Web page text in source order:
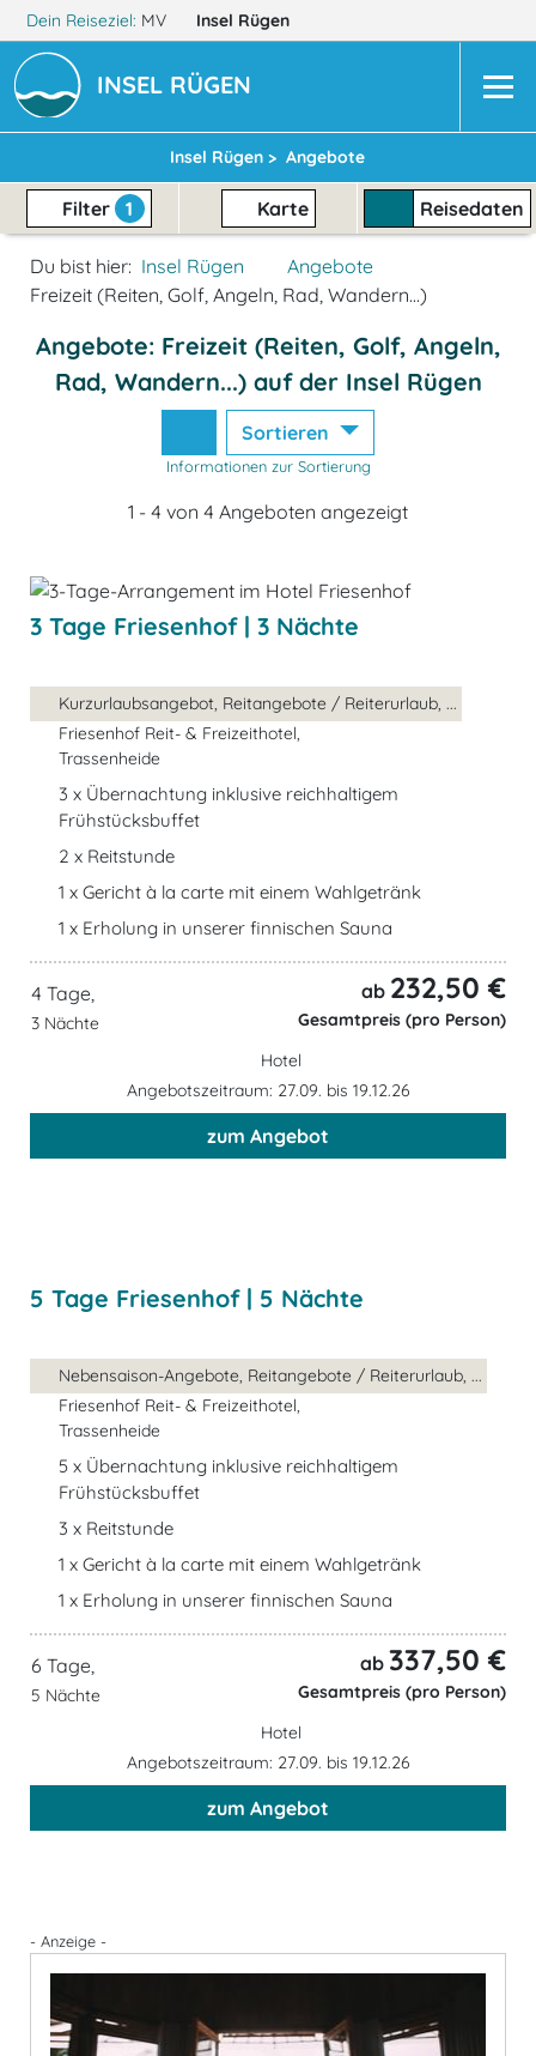
Dein Reiseziel: MV Insel Rügen
INSEL RÜGEN
Insel Rügen > Angebote
Filter 1 Karte Reisedaten
Du bist hier: Insel Rügen
Angebote
Freizeit (Reiten, Golf, Angeln, Rad, Wandern...)
Angebote: Freizeit (Reiten, Golf, Angeln,
Rad, Wandern...) auf der Insel Rügen
Sortieren
Informationen zur Sortierung
1 - 4 von 4 Angeboten angezeigt
3 Tage Friesenhof | 3 Nächte
Kurzurlaubsangebot, Reitangebote / Reiterurlaub, ...
Friesenhof Reit- & Freizeithotel,
Trassenheide
3 x Übernachtung inklusive reichhaltigem
Frühstücksbuffet
2 x Reitstunde
1 x Gericht à la carte mit einem Wahlgetränk
1 x Erholung in unserer finnischen Sauna
4 Tage,
3 Nächte
ab 232,50 €
Gesamtpreis (pro Person)
Hotel
Angebotszeitraum: 27.09. bis 19.12.26
zum Angebot
5 Tage Friesenhof | 5 Nächte
Nebensaison-Angebote, Reitangebote / Reiterurlaub, ...
Friesenhof Reit- & Freizeithotel,
Trassenheide
5 x Übernachtung inklusive reichhaltigem
Frühstücksbuffet
3 x Reitstunde
1 x Gericht à la carte mit einem Wahlgetränk
1 x Erholung in unserer finnischen Sauna
6 Tage,
5 Nächte
ab 337,50 €
Gesamtpreis (pro Person)
Hotel
Angebotszeitraum: 27.09. bis 19.12.26
zum Angebot
- Anzeige -